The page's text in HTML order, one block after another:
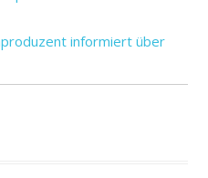
informiert über